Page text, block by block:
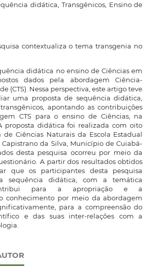
didática, Transgênicos, Ensino de
contextualiza o tema transgenia no
didática no ensino de Ciências em
dados pela abordagem Ciência-
(CTS). Nessa perspectiva, este artigo teve
uma proposta de sequência didática,
apontando as contribuições
CTS para o ensino de Ciências, na
proposta didática foi realizada com oito
de Ciências Naturais da Escola Estadual
Capistrano da Silva, Município de Cuiabá-
desta pesquisa ocorreu por meio da
A partir dos resultados obtidos
que os participantes desta pesquisa
sequência didática, com a temática
para a apropriação e a
conhecimento por meio da abordagem
para a compreensão do
e das suas inter-relações com a